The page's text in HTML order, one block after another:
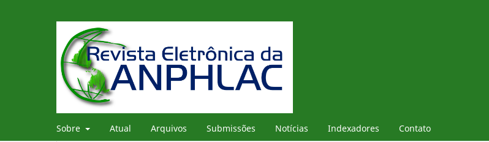
Sobre Atual Arquivos Submissões Notícias Indexadores Contato